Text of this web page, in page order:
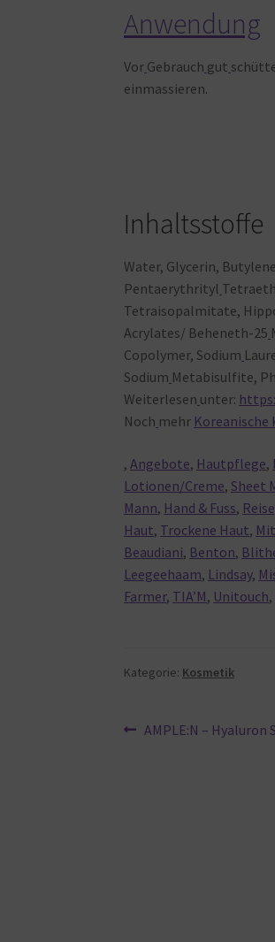
Anwendung
Vor Gebrauch gut
einmassieren.
Inhaltsstoffe
Water, Glycerin, Butylene
Pentaerythrityl
Tetraisopalmitate,
Acrylates/ Beheneth-25
Copolymer, Sodium
Sodium Metabisulfite,
Weiterlesen unter:
Noch mehr
,Angebote, Hautpflege,
Lotionen/Creme,Sheet
Mann, Hand & Fuss,
Haut, Trockene Haut,
Beaudiani, Benton,
Leegeehaam, Lindsay,
Farmer, TIA’M, Unitouch,
Kategorie: Kosmetik
Vorheriger
AMPLE:N – Hyaluron